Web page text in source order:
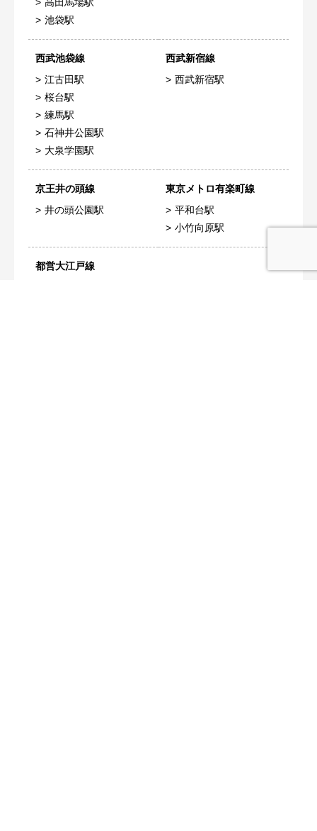
池袋駅
西武池袋線
江古田駅
桜台駅
練馬駅
石神井公園駅
大泉学園駅
西武新宿線
西武新宿駅
京王井の頭線
井の頭公園駅
東京メトロ有楽町線
平和台駅
小竹向原駅
都営大江戸線